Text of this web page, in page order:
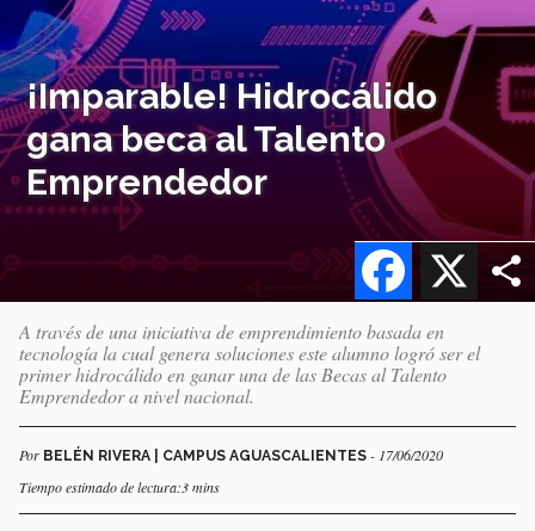
¡Imparable! Hidrocálido
gana beca al Talento
Emprendedor
X
Facebook
A través de una iniciativa de emprendimiento basada en
tecnología la cual genera soluciones este alumno logró ser el
primer hidrocálido en ganar una de las Becas al Talento
Emprendedor a nivel nacional.
Por BELÉN RIVERA | CAMPUS AGUASCALIENTES - 17/06/2020
Tiempo estimado de lectura:3 mins